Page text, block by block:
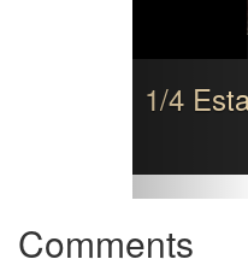
1/4
Comments